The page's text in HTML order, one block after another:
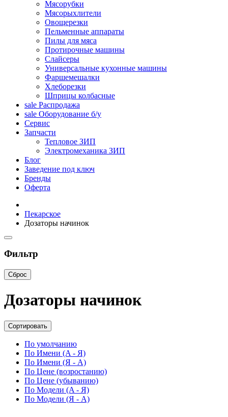
Мясорубки
Мясорыхлители
Овощерезки
Пельменные аппараты
Пилы для мяса
Протирочные машины
Слайсеры
Универсальные кухонные машины
Фаршемешалки
Хлеборезки
Шприцы колбасные
sale Распродажа
sale Оборудование б/у
Сервис
Запчасти
Тепловое ЗИП
Электромеханика ЗИП
Блог
Заведение под ключ
Бренды
Оферта
Пекарское
Дозаторы начинок
Фильтр
Сброс
Дозаторы начинок
Сортировать
По умолчанию
По Имени (A - Я)
По Имени (Я - A)
По Цене (возростанию)
По Цене (убыванию)
По Модели (A - Я)
По Модели (Я - A)